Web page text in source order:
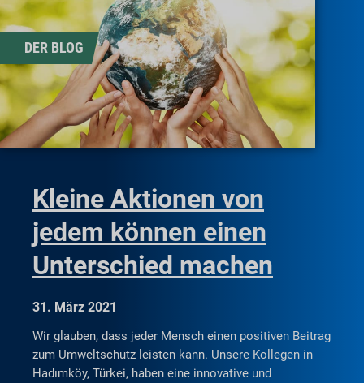
DER BLOG
Kleine Aktionen von
jedem können einen
Unterschied machen
31. März 2021
Wir glauben, dass jeder Mensch einen positiven Beitrag
zum Umweltschutz leisten kann. Unsere Kollegen in
Hadımköy, Türkei, haben eine innovative und